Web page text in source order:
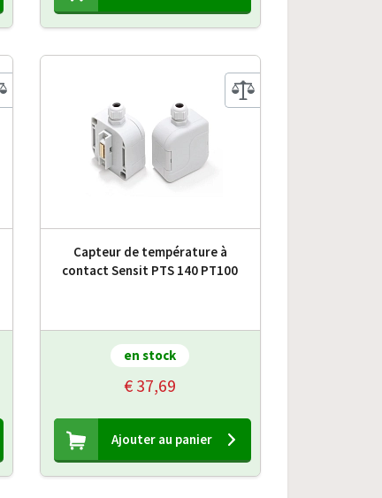
Capteur de température à
contact Sensit PTS 140 PT100
en stock
€ 37,69
Ajouter au panier